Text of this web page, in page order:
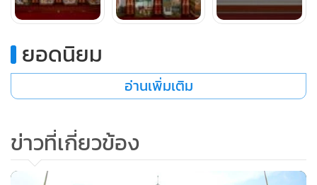
เกียรติยศมาสู่วัดราชผาติการามวรวิหารจนเป็นที่รู้จักกันทั่วไป
สมเด็จพระมหาวีรวงศ์ มีชื่อเสียงในการแสดงพระธรรมเทศนา
ด้วยลีลาด้วยภาษาและอรรถรสเป็นที่พอใจของผู้ฟัง และเป็นที่
ยอมรับในสังฆมณฑลตลอดถึงประชาชนโดยทั่วไป
พระบาทสมเด็จพระเจ้าอยู่หัว ทรงมีพระราชศรัทธาในพระธรรม
เทศนาของสมเด็จพระมหาวีรวงศ์เป็นอย่างยิ่ง จึงโปรดให้เจ้า
หน้าที่มาบันทึกเสียงการแสดงพระธรรมเทศนาเกือบทุกกัณฑ์
ยอดนิยม
อ่านเพิ่มเติม
ข่าวที่เกี่ยวข้อง